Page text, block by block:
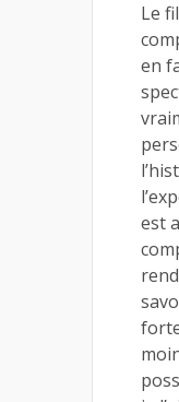
Le
en
est